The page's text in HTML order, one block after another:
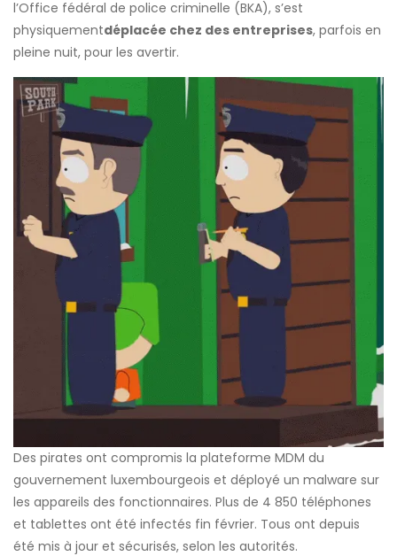
l’Office fédéral de police criminelle (BKA), s’est
physiquementdéplacée chez des entreprises, parfois en
pleine nuit, pour les avertir.
Des pirates ont compromis la plateforme MDM du
gouvernement luxembourgeois et déployé un malware sur
les appareils des fonctionnaires. Plus de 4 850 téléphones
et tablettes ont été infectés fin février. Tous ont depuis
été mis à jour et sécurisés, selon les autorités.